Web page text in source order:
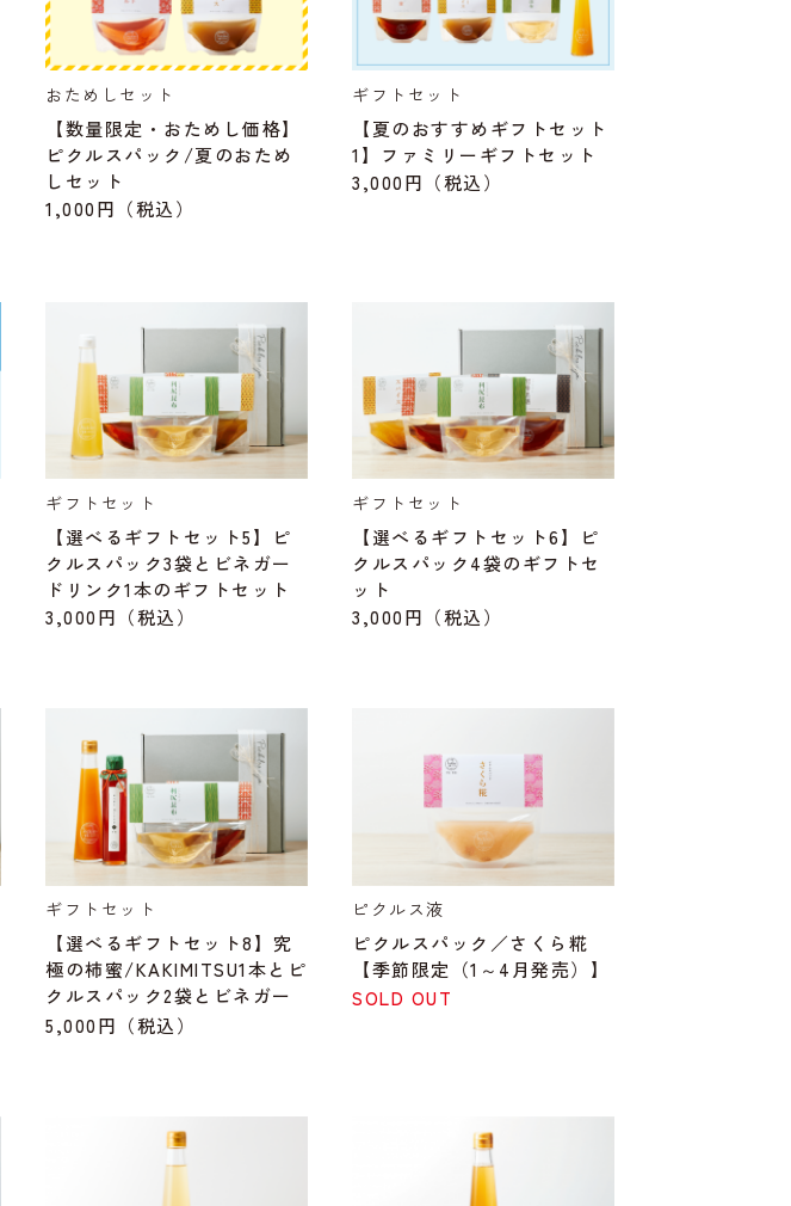
おためしセット
【数量限定・おためし価格】
ピクルスパック/夏のおため
しセット
1,000円 （税込）
ギフトセット
【夏のおすすめギフトセット
1】ファミリーギフトセット
3,000円 （税込）
ギフトセット
【選べるギフトセット5】ピ
クルスパック3袋とビネガー
ドリンク1本のギフトセット
3,000円 （税込）
ギフトセット
【選べるギフトセット6】ピ
クルスパック4袋のギフトセ
ット
3,000円 （税込）
ギフトセット
【選べるギフトセット8】究
極の柿蜜/KAKIMITSU1本とピ
クルスパック2袋とビネガー
ドリンク1本のギフトセット
5,000円 （税込）
ピクルス液
ピクルスパック／さくら糀
【季節限定（1～4月発売）】
SOLD OUT